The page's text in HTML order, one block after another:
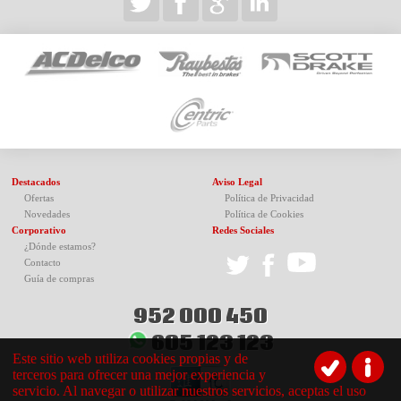
Destacados
Ofertas
Novedades
Corporativo
¿Dónde estamos?
Contacto
Guía de compras
Aviso Legal
Política de Privacidad
Política de Cookies
Redes Sociales
952 000 450
605 123 123
Este sitio web utiliza cookies propias y de
terceros para ofrecer una mejor experiencia y
servicio. Al navegar o utilizar nuestros servicios, aceptas el uso